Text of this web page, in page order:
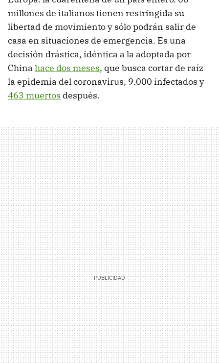
millones de italianos tienen restringida su
libertad de movimiento y sólo podrán salir de
casa en situaciones de emergencia. Es una
decisión drástica, idéntica a la adoptada por
China hace dos meses, que busca cortar de raíz
la epidemia del coronavirus, 9.000 infectados y
463 muertos después.